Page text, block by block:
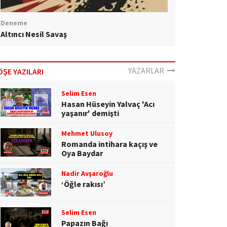
Deneme
Altıncı Nesil Savaş
YAZILARI YAZARLAR
Selim Esen
Hasan Hüseyin Yalvaç 'Acı
yaşanır' demişti
Mehmet Ulusoy
Romanda intihara kaçış ve
Oya Baydar
Nadir Avşaroğlu
‘Öğle rakısı’
Selim Esen
Papazın Bağı